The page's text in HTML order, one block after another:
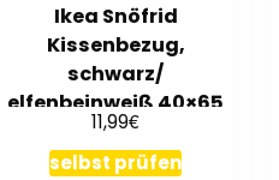
Ikea Snöfrid
Kissenbezug,
schwarz/
elfenbeinweiß 40×65
cm gestreift
verwendbar Neu
11,99€
selbst prüfen